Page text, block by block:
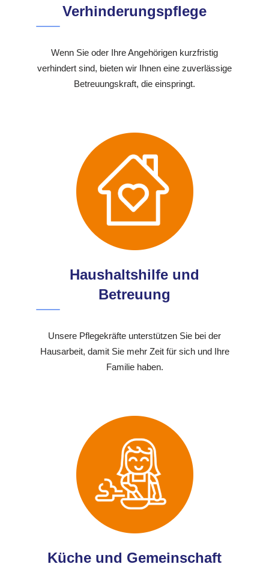
Verhinderungspflege
Wenn Sie oder Ihre Angehörigen kurzfristig
verhindert sind, bieten wir Ihnen eine zuverlässige
Betreuungskraft, die einspringt.
Haushaltshilfe und
Betreuung
Unsere Pflegekräfte unterstützen Sie bei der
Hausarbeit, damit Sie mehr Zeit für sich und Ihre
Familie haben.
Küche und Gemeinschaft